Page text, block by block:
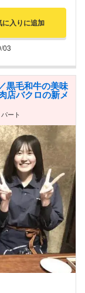
に入りに追加
03
黒毛和牛の美味
店バクロの新メ
ート